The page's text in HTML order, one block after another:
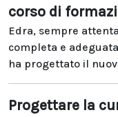
corso di
Edra, sempre
completa e
ha progettato il
Progettare la